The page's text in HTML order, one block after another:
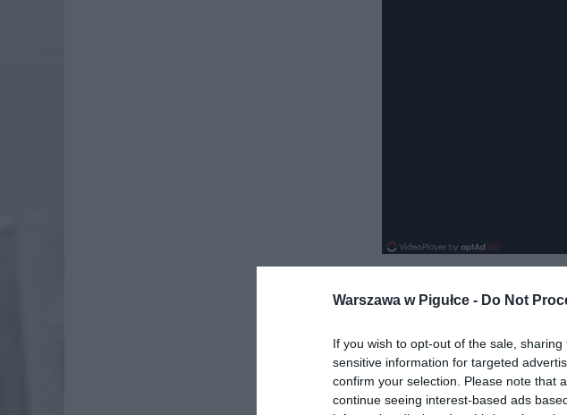
Warszawa w Pigułce - Do Not
If you wish to opt-out of the sale,
sensitive information for targeted
confirm your selection. Please note that
continue seeing interest-based ads